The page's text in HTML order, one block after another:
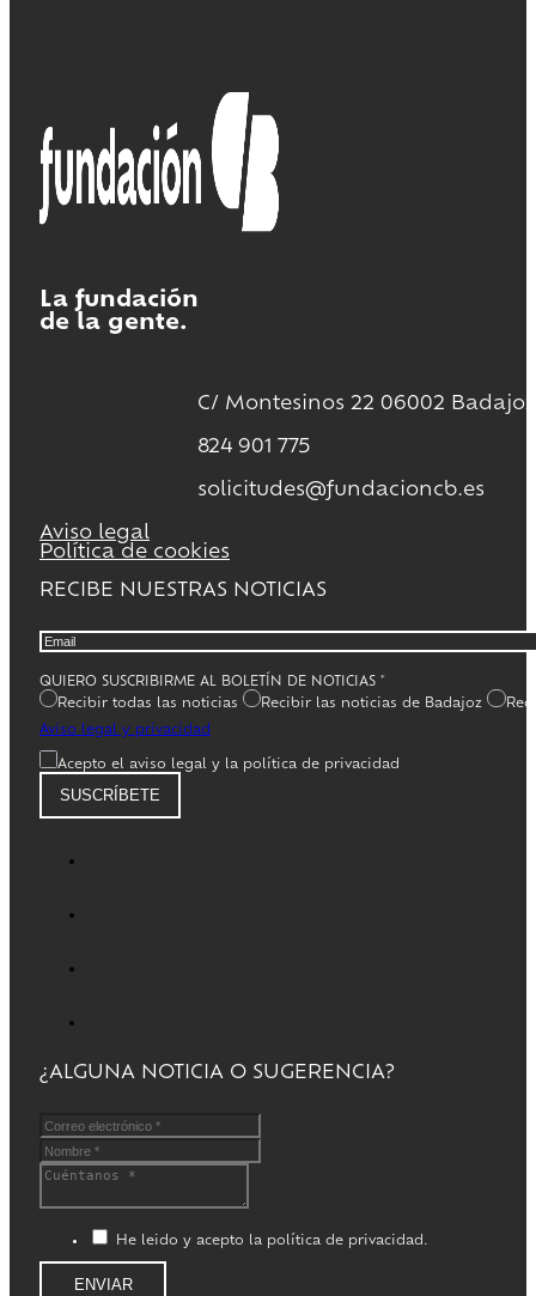
La fundación
de la gente.
C/ Montesinos 22 06002 Badajoz
824 901 775
solicitudes@fundacioncb.es
Aviso legal
Política de cookies
RECIBE NUESTRAS NOTICIAS
QUIERO SUSCRIBIRME AL BOLETÍN DE NOTICIAS *
Recibir todas las noticias
Recibir las noticias de Badajoz
Aviso legal y privacidad
Acepto el aviso legal y la política de privacidad
SUSCRÍBETE
¿ALGUNA NOTICIA O SUGERENCIA?
He leido y acepto la política de privacidad.
ENVIAR